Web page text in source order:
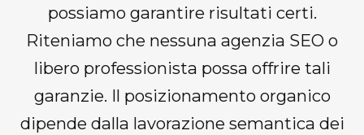
possiamo garantire risultati certi.
Riteniamo che nessuna agenzia SEO o
libero professionista possa offrire tali
garanzie. Il posizionamento organico
dipende dalla lavorazione semantica dei